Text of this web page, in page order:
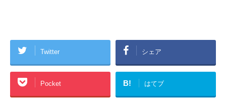
Twitter シェア
Pocket B! はてブ